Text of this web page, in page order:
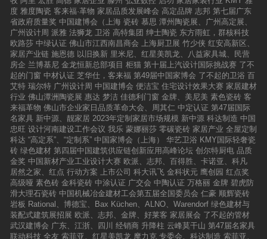
竞选演讲会方案创作（2016年10—11月）1、主
办方组织10名获得全国竞选演讲会出线资格的设
计师选手前往意大利托斯卡纳展开“创意源之
旅”；2、设计师选手自行展开参加竞选演讲会的
方案创作，最迟于活动前一周将所有档提交主办
方。第四阶段：全国竞选演讲会（2016年12月）
1、由获得出线全国竞选演讲会资格的设计师参
加，在2016广州设计周活动现场举行。2、每位
竞选者以H+为主题，用脱稿演讲的方式阐述个人
的原创设计方案；演讲时必须可视化地（如PP
T）展现设计方案；设计方案需融入指定产品元
素。（新中源陶瓷-托斯卡纳系列）3、每位竞选
者演讲限时10分钟，不得超时。4、裁判导师在
每位竞选者演讲后当场打分，现场实时亮出。得
分最高者当选“设计星”。5、“设计星（2016-201
7）”全国竞选演讲会冠军获得主办方颁发证书、
荣誉奖杯以及“新锐设计力量平台”百万价值宣传
推广礼包一份。七、费用说明1、主办方承诺任
何时候不以任何名义、任何方式向参与设计师收
取任何费用；2、入围设计师参加“晋级演讲会”交
通费用自理，在大会指定酒店报到后的食宿费用
由主办方负责；3、出线全国竞选演讲会的设计
度 雅度陶瓷 客来福·革物 家居品质发展峰会 高定品牌 志邦 第七届广东
省政府质量奖 中国建博会（上海 瓷砖 慕思 潭州陶瓷展、广州高定展、
广州设计周 派雅 法狮龙 卫浴 高特集团 绅士陶瓷 东方雨虹，群核科技
欧路莎 中绿认证 佛山市江西南昌商会 上海厨卫展 竹少侠 红安高新区、
家居产业链 施恩德 以旧换新 里米尼、红星美凯龙、八益家具城、民营
房企 兰博基尼 金龙恒新总部项目 柜猫 第十届上汽设计国际挑战赛 了不
起的门窗 中材认证 芝华仕，客来福 第49届中国家博会 了不起的卫浴 百
艾特 瑞尔特 广州设计周 中国建博会 便洁宝 住宅设计效果大赛 家居建材
行业 佛山潭洲陶瓷展 惠达 梦洁 佳德利门窗 金牌、美尼美 素色瓷砖 客
来福革物 佛山市企业家日品质革命大会、周其仁 中定认证 第47届国际
名家具 新中源、靓家居 2023年定制家居市场规模 新中源 科达制造 中国
忠旺 设计河南建设工作会议 我乐 蒙娜丽莎 零碳瓷砖 家居产业 全屋定制
科达 “高定系”、“定制系” 中国家博会（上海） 华艺卫浴 KMY国际轻奢瓷
砖 绿色建材 第四届中国建筑供应链创新应用高峰论坛 创尔特厨电 品质
金奖 中国新材产业工业设计大赛 欧派、志邦、百得胜、卡诺亚、科凡
居然之家、红点 行动方案 上市公司 科大讯飞 金科状元 鹰创园 红点奖
高级哑 素色砖 金科瓷砖 中涂认证 广交会 中陶认证 万格丽 金牌 碧虎防
滑大理石瓷砖 中国机械冶金建材工会第五届全国委员会 仁豪 顺辉瓷砖
岩板 Rational、博德宝、Bax Küchen、ALNO、Warendorf 绿色建材与
装配式建筑展招展 欧派、志邦、金牌、好莱客 家居展会 了不起的管材
武汉建博会 广东、江浙、四川 经销商 升降柱 云峰莫干山 第47届名家具
联动科技 全友 索菲亚、红星美凯龙 摩力克 专委会、科达制造 索菲亚、